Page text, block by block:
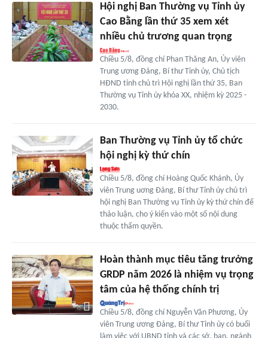
Hội nghị Ban Thường vụ Tỉnh ủy
Cao Bằng lần thứ 35 xem xét
nhiều chủ trương quan trọng
Chiều 5/8, đồng chí Phan Thăng An, Ủy viên
Trung ương Đảng, Bí thư Tỉnh ủy, Chủ tịch
HĐND tỉnh chủ trì Hội nghị lần thứ 35, Ban
Thường vụ Tỉnh ủy khóa XX, nhiệm kỳ 2025 -
2030.
Ban Thường vụ Tỉnh ủy tổ chức
hội nghị kỳ thứ chín
Chiều 5/8, đồng chí Hoàng Quốc Khánh, Ủy
viên Trung uơng Đảng, Bí thư Tỉnh ủy chủ trì
hội nghị Ban Thường vụ Tỉnh ủy kỳ thứ chín để
thảo luận, cho ý kiến vào một số nội dung
thuộc thẩm quyền.
Hoàn thành mục tiêu tăng trưởng
GRDP năm 2026 là nhiệm vụ trọng
tâm của hệ thống chính trị
Chiều 5/8, đồng chí Nguyễn Văn Phương, Ủy
viên Trung ương Đảng, Bí thư Tỉnh ủy có buổi
làm việc với UBND tỉnh và các sở, ban, ngành